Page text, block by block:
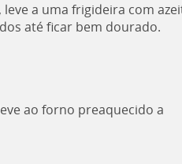
a uma frigideira com
até ficar bem dourado.
ao forno preaquecido a